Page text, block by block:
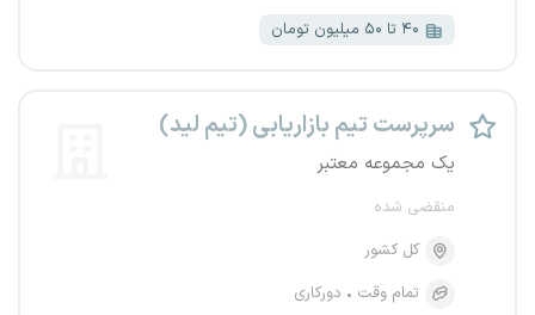
۴۰ تا ۵۰ میلیون تومان
سرپرست تیم بازاریابی (تیم لید)
یک مجموعه معتبر
منقضی شده
کل کشور
تمام وقت
دورکاری